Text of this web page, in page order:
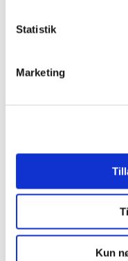
Statistik
Marketing
Kun
KURSER